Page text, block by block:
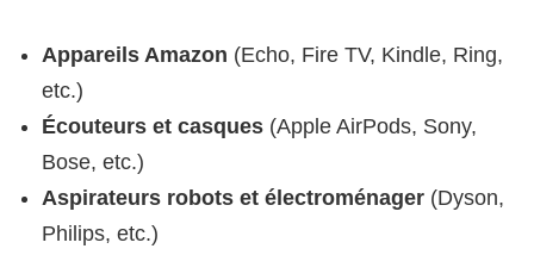
Appareils Amazon (Echo, Fire TV, Kindle, Ring,
etc.)
Écouteurs et casques (Apple AirPods, Sony,
Bose, etc.)
Aspirateurs robots et électroménager (Dyson,
Philips, etc.)